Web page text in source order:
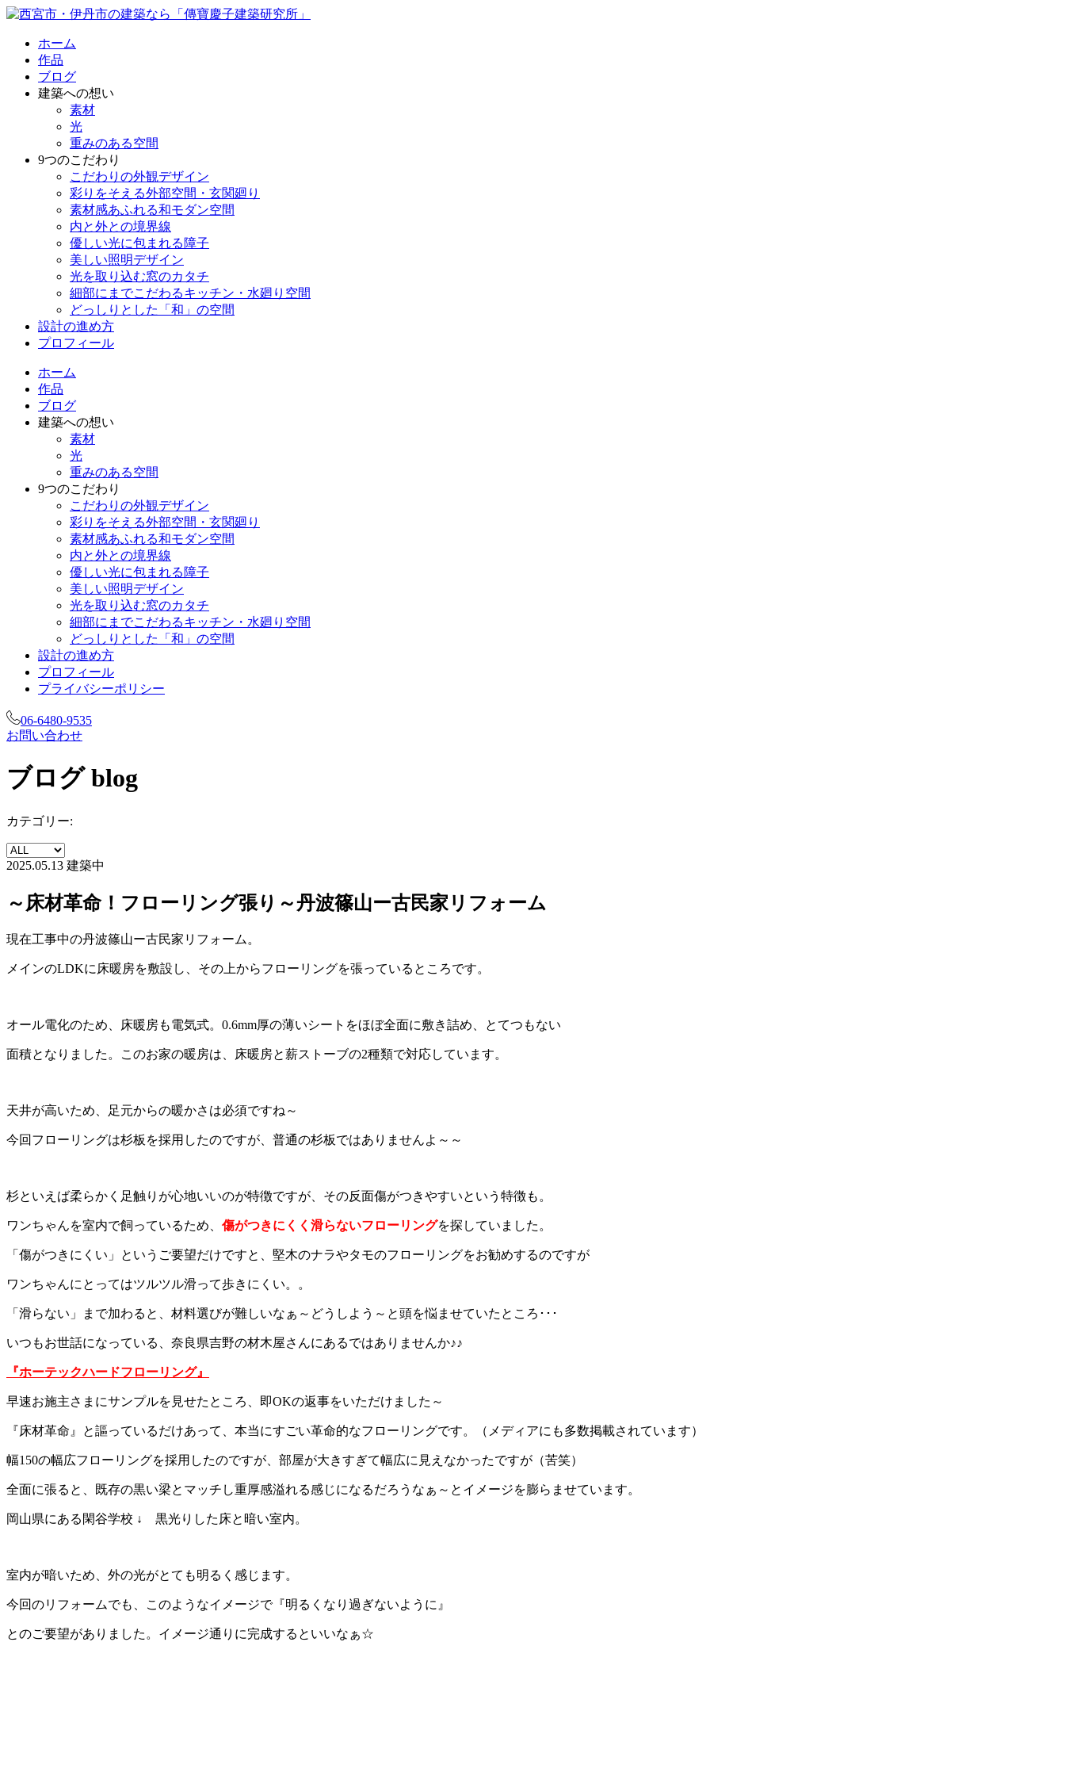
ホーム
作品
ブログ
建築への想い
素材
光
重みのある空間
9つのこだわり
こだわりの外観デザイン
彩りをそえる外部空間・玄関廻り
素材感あふれる和モダン空間
内と外との境界線
優しい光に包まれる障子
美しい照明デザイン
光を取り込む窓のカタチ
細部にまでこだわるキッチン・水廻り空間
どっしりとした「和」の空間
設計の進め方
プロフィール
ホーム
作品
ブログ
建築への想い
素材
光
重みのある空間
9つのこだわり
こだわりの外観デザイン
彩りをそえる外部空間・玄関廻り
素材感あふれる和モダン空間
内と外との境界線
優しい光に包まれる障子
美しい照明デザイン
光を取り込む窓のカタチ
細部にまでこだわるキッチン・水廻り空間
どっしりとした「和」の空間
設計の進め方
プロフィール
プライバシーポリシー
06-6480-9535
お問い合わせ
ブログ blog
カテゴリー:
2025.05.13 建築中
～床材革命！フローリング張り～丹波篠山ー古民家リフォーム
現在工事中の丹波篠山ー古民家リフォーム。
メインのLDKに床暖房を敷設し、その上からフローリングを張っているところです。
オール電化のため、床暖房も電気式。0.6mm厚の薄いシートをほぼ全面に敷き詰め、とてつもない
面積となりました。このお家の暖房は、床暖房と薪ストーブの2種類で対応しています。
天井が高いため、足元からの暖かさは必須ですね～
今回フローリングは杉板を採用したのですが、普通の杉板ではありませんよ～～
杉といえば柔らかく足触りが心地いいのが特徴ですが、その反面傷がつきやすいという特徴も。
ワンちゃんを室内で飼っているため、 傷がつきにくく滑らないフローリングを探していました。
「傷がつきにくい」というご要望だけですと、堅木のナラやタモのフローリングをお勧めするのですが
ワンちゃんにとってはツルツル滑って歩きにくい。。
「滑らない」まで加わると、材料選びが難しいなぁ～どうしよう～と頭を悩ませていたところ･･･
いつもお世話になっている、奈良県吉野の材木屋さんにあるではありませんか♪♪
『ホーテックハードフローリング』
早速お施主さまにサンプルを見せたところ、即OKの返事をいただけました～
『床材革命』と謳っているだけあって、本当にすごい革命的なフローリングです。（メディアにも多数掲載されています）
幅150の幅広フローリングを採用したのですが、部屋が大きすぎて幅広に見えなかったですが（苦笑）
全面に張ると、既存の黒い梁とマッチし重厚感溢れる感じになるだろうなぁ～とイメージを膨らませています。
岡山県にある閑谷学校 ↓ 黒光りした床と暗い室内。
室内が暗いため、外の光がとても明るく感じます。
今回のリフォームでも、このようなイメージで『明るくなり過ぎないように』
とのご要望がありました。イメージ通りに完成するといいなぁ☆